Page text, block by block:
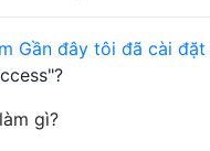
Gần đây tôi đã cài đặt
gì?